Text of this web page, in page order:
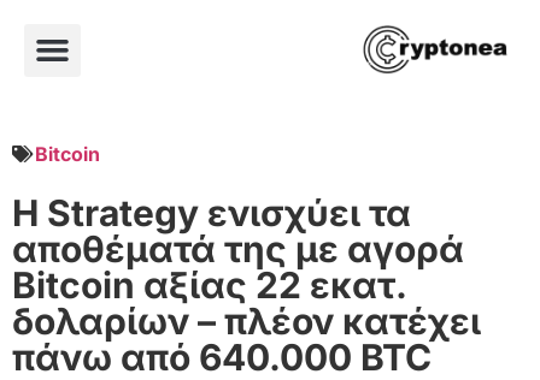
Bitcoin
Η Strategy ενισχύει τα
αποθέματά της με αγορά
Bitcoin αξίας 22 εκατ.
δολαρίων – πλέον κατέχει
πάνω από 640.000 BTC